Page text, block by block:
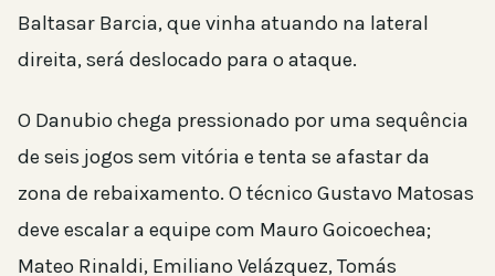
Baltasar Barcia, que vinha atuando na lateral
direita, será deslocado para o ataque.
O Danubio chega pressionado por uma sequência
de seis jogos sem vitória e tenta se afastar da
zona de rebaixamento. O técnico Gustavo Matosas
deve escalar a equipe com Mauro Goicoechea;
Mateo Rinaldi, Emiliano Velázquez, Tomás